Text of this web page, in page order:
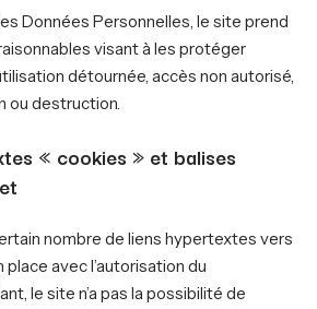
Données Personnelles, le site prend
visant à les protéger
détournée, accès non autorisé,
ou destruction.
« cookies » et balises
nombre de liens hypertextes vers
place avec l’autorisation du
le site n’a pas la possibilité de